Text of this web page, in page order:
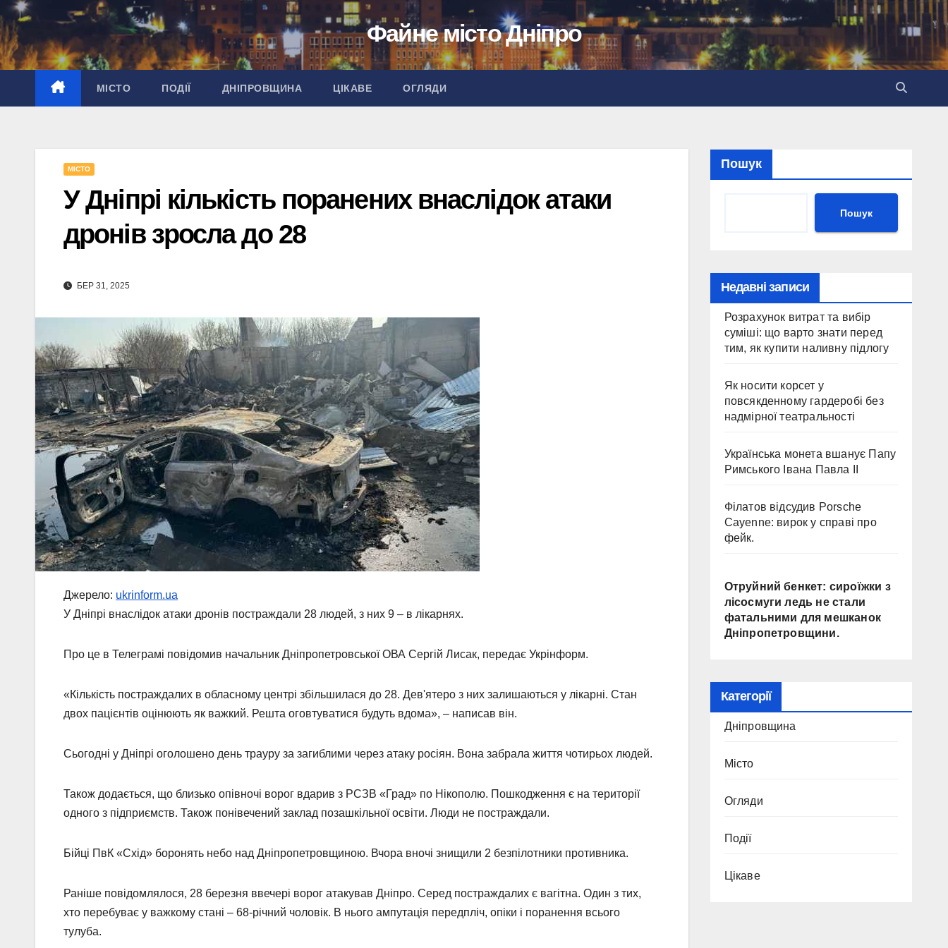
Перейти
до
вмісту
Файне місто Дніпро
МІСТО ПОДІЇ ДНІПРОВЩИНА ЦІКАВЕ ОГЛЯДИ
МІСТО
У Дніпрі кількість поранених внаслідок атаки
дронів зросла до 28
БЕР 31, 2025
Джерело: ukrinform.ua
У Дніпрі внаслідок атаки дронів постраждали 28 людей, з них 9 – в лікарнях.
Про це в Телеграмі повідомив начальник Дніпропетровської ОВА Сергій Лисак, передає Укрінформ.
«Кількість постраждалих в обласному центрі збільшилася до 28. Дев'ятеро з них залишаються у лікарні. Стан
двох пацієнтів оцінюють як важкий. Решта оговтуватися будуть вдома», – написав він.
Сьогодні у Дніпрі оголошено день трауру за загиблими через атаку росіян. Вона забрала життя чотирьох людей.
Також додається, що близько опівночі ворог вдарив з РСЗВ «Град» по Нікополю. Пошкодження є на території
одного з підприємств. Також понівечений заклад позашкільної освіти. Люди не постраждали.
Бійці ПвК «Схід» боронять небо над Дніпропетровщиною. Вчора вночі знищили 2 безпілотники противника.
Раніше повідомлялося, 28 березня ввечері ворог атакував Дніпро. Серед постраждалих є вагітна. Один з тих,
хто перебуває у важкому стані – 68-річний чоловік. В нього ампутація передпліч, опіки і поранення всього
тулуба.
Пошук
Пошук
Недавні записи
Розрахунок витрат та вибір
суміші: що варто знати перед
тим, як купити наливну підлогу
Як носити корсет у
повсякденному гардеробі без
надмірної театральності
Українська монета вшанує Папу
Римського Івана Павла II
Філатов відсудив Porsche
Cayenne: вирок у справі про
фейк.
Отруйний бенкет: сироїжки з
лісосмуги ледь не стали
фатальними для мешканок
Дніпропетровщини.
Категорії
Дніпровщина
Місто
Огляди
Події
Цікаве